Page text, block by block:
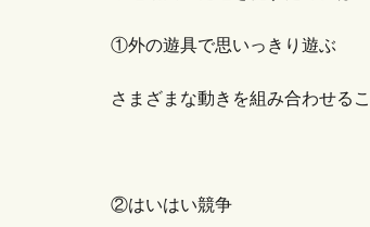
①外の遊具で思いっきり遊ぶ
さまざまな動きを組み合わせる
②はいはい競争